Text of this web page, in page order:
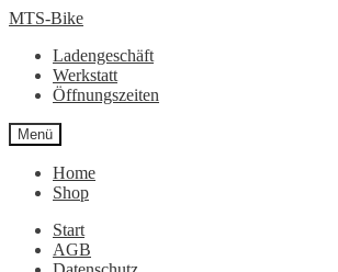
Zur
springen
Zum
springen
MTS-Bike
Ladengeschäft
Werkstatt
Öffnungszeiten
Menü
Home
Shop
Start
AGB